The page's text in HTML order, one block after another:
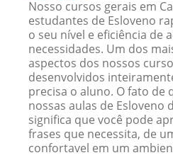
Nosso cursos gerais em
estudantes de Esloveno
o seu nível e eficiência de
necessidades. Um dos
aspectos dos nossos
desenvolvidos
precisa o aluno. O fato de
nossas aulas de Esloveno
significa que você pode
frases que necessita, de
confortavel em um